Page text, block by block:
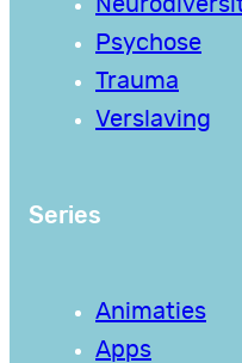
Psychose
Trauma
Verslaving
Series
Animaties
Apps